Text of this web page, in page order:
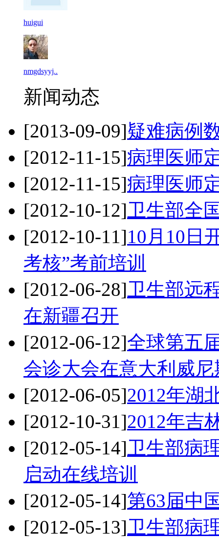
huigui
nmgdsyyj..
新闻动态
[2013-09-09]疑难病例
[2012-11-15]病理医师
[2012-11-15]病理医师
[2012-10-12]卫生部全
[2012-10-11]10月10日
考核”考前培训
[2012-06-28]卫生部远
在新疆召开
[2012-06-12]全球第五
会诊大会在意大利威
[2012-06-05]2012年湖
[2012-10-31]2012年吉
[2012-05-14]卫生部病
启动在线培训
[2012-05-14]第63届中
[2012-05-13]卫生部病